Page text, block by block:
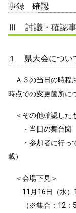
事録 確認
Ⅲ 討議・確認
１ 県大会につい
Ａ３の当日の時程
時点での変更箇所に
＜その他確認した
・当日の舞台図
・参加者に行って
載）
＜会場下見＞
11月16日（水）
（※集合：12：50